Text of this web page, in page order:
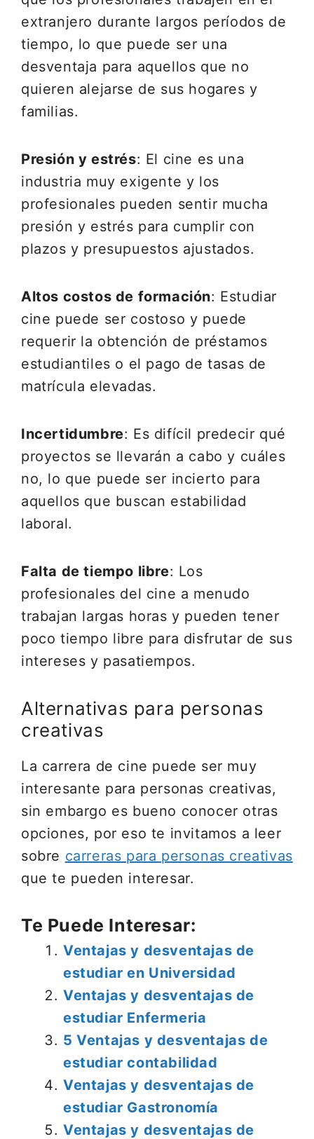
extranjero durante largos períodos de
tiempo, lo que puede ser una
desventaja para aquellos que no
quieren alejarse de sus hogares y
familias.
Presión y estrés: El cine es una
industria muy exigente y los
profesionales pueden sentir mucha
presión y estrés para cumplir con
plazos y presupuestos ajustados.
Altos costos de formación: Estudiar
cine puede ser costoso y puede
requerir la obtención de préstamos
estudiantiles o el pago de tasas de
matrícula elevadas.
Incertidumbre: Es difícil predecir qué
proyectos se llevarán a cabo y cuáles
no, lo que puede ser incierto para
aquellos que buscan estabilidad
laboral.
Falta de tiempo libre: Los
profesionales del cine a menudo
trabajan largas horas y pueden tener
poco tiempo libre para disfrutar de sus
intereses y pasatiempos.
Alternativas para personas
creativas
La carrera de cine puede ser muy
interesante para personas creativas,
sin embargo es bueno conocer otras
opciones, por eso te invitamos a leer
sobre carreras para personas creativas
que te pueden interesar.
Te Puede Interesar:
Ventajas y desventajas de
estudiar en Universidad
Ventajas y desventajas de
estudiar Enfermeria
5 Ventajas y desventajas de
estudiar contabilidad
Ventajas y desventajas de
estudiar Gastronomía
Ventajas y desventajas de